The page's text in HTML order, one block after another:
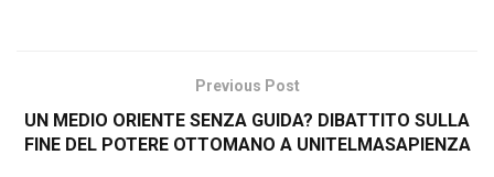
Previous Post
UN MEDIO ORIENTE SENZA GUIDA? DIBATTITO SULLA
FINE DEL POTERE OTTOMANO A UNITELMASAPIENZA